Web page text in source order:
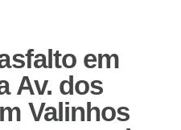
em
Av. dos
Valinhos